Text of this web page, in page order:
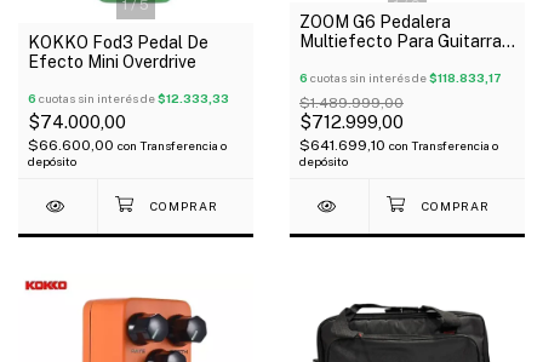
1/5
KOKKO Fod3 Pedal De
Efecto Mini Overdrive
6 cuotas sin interés de$12.333,33
$74.000,00
$66.600,00 con Transferencia o
depósito
1/9
ZOOM G6 Pedalera
Multiefecto Para Guitarra
6 cuotas sin interés de$118.833,17
$1.489.999,00
$712.999,00
$641.699,10 con Transferencia o
depósito